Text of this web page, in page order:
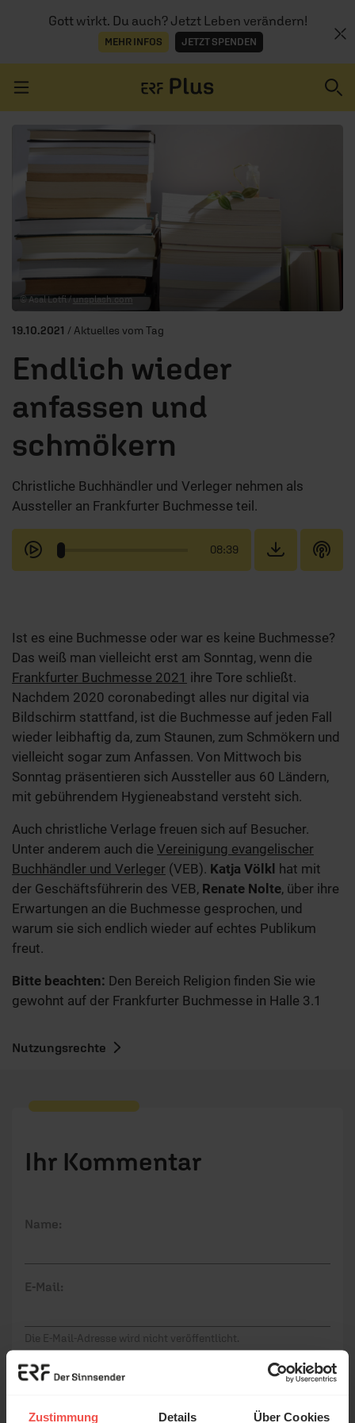
Zustimmung Details Über Cookies
Gott wirkt. Du auch? Jetzt Leben verändern!
MEHR INFOS JETZT SPENDEN
AUDIOTHEK
© Asal Lotfi /unsplash.com
19.10.2021 / Aktuelles vom Tag
Endlich wieder
anfassen und
schmökern
Christliche Buchhändler und Verleger nehmen als
Aussteller an Frankfurter Buchmesse teil.
08:39
Ist es eine Buchmesse oder war es keine Buchmesse?
Das weiß man vielleicht erst am Sonntag, wenn die
Frankfurter Buchmesse 2021 ihre Tore schließt.
Nachdem 2020 coronabedingt alles nur digital via
Bildschirm stattfand, ist die Buchmesse auf jeden Fall
wieder leibhaftig da, zum Staunen, zum Schmökern und
vielleicht sogar zum Anfassen. Von Mittwoch bis
Sonntag präsentieren sich Aussteller aus 60 Ländern,
mit gebührendem Hygieneabstand versteht sich.
Auch christliche Verlage freuen sich auf Besucher.
Unter anderem auch die Vereinigung evangelischer
Buchhändler und Verleger (VEB). Katja Völkl hat mit
der Geschäftsführerin des VEB, Renate Nolte, über ihre
Erwartungen an die Buchmesse gesprochen, und
warum sie sich endlich wieder auf echtes Publikum
freut.
Bitte beachten: Den Bereich Religion finden Sie wie
gewohnt auf der Frankfurter Buchmesse in Halle 3.1
Nutzungsrechte
Ihr Kommentar
Name:
E-Mail:
Die E-Mail-Adresse wird nicht veröffentlicht.
Kommentar: